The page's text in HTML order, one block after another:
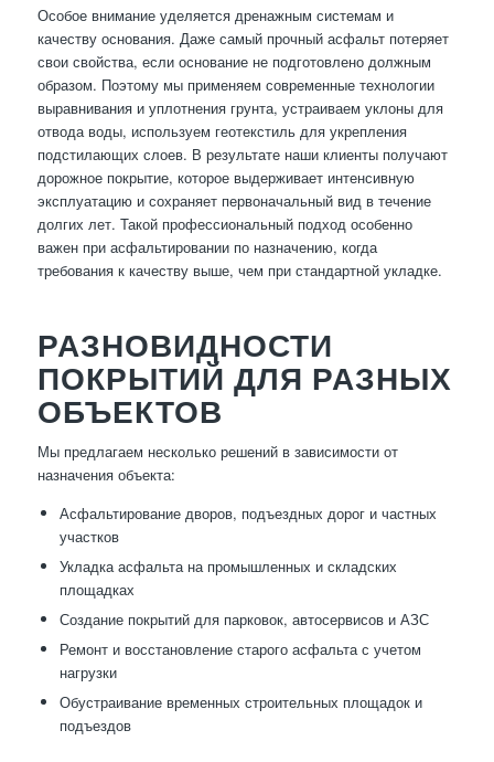
Особое внимание уделяется дренажным системам и
качеству основания. Даже самый прочный асфальт потеряет
свои свойства, если основание не подготовлено должным
образом. Поэтому мы применяем современные технологии
выравнивания и уплотнения грунта, устраиваем уклоны для
отвода воды, используем геотекстиль для укрепления
подстилающих слоев. В результате наши клиенты получают
дорожное покрытие, которое выдерживает интенсивную
эксплуатацию и сохраняет первоначальный вид в течение
долгих лет. Такой профессиональный подход особенно
важен при асфальтировании по назначению, когда
требования к качеству выше, чем при стандартной укладке.
РАЗНОВИДНОСТИ
ПОКРЫТИЙ ДЛЯ РАЗНЫХ
ОБЪЕКТОВ
Мы предлагаем несколько решений в зависимости от
назначения объекта:
Асфальтирование дворов, подъездных дорог и частных
участков
Укладка асфальта на промышленных и складских
площадках
Создание покрытий для парковок, автосервисов и АЗС
Ремонт и восстановление старого асфальта с учетом
нагрузки
Обустраивание временных строительных площадок и
подъездов